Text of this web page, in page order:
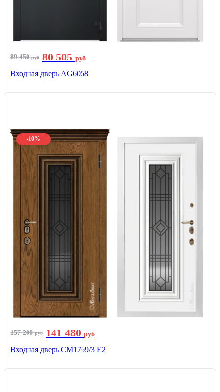
89 450руб 80 505 руб
Входная дверь AG6058
-10%
157 200руб 141 480 руб
Входная дверь СМ1769/3 Е2